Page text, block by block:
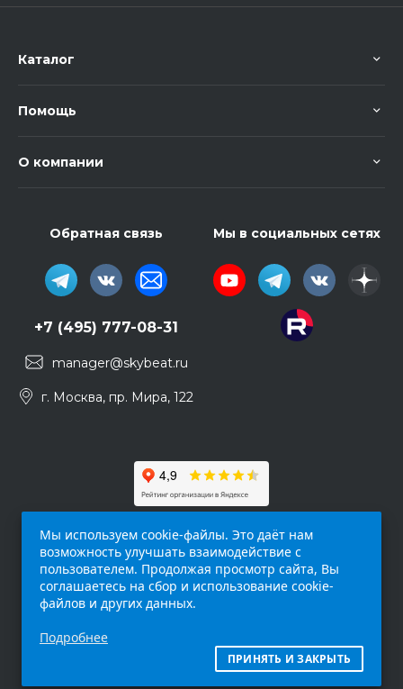
Каталог
Помощь
О компании
Обратная связь
+7 (495) 777-08-31
manager@skybeat.ru
г. Москва, пр. Мира, 122
Мы в социальных сетях
интернет-сайт (
исключительно информационный характер и
ни при каких условиях не является публичной
Мы используем cookie-файлы. Это даёт нам
возможность улучшать взаимодействие с
пользователем. Продолжая просмотр сайта, Вы
соглашаетесь на сбор и использование cookie-
файлов и других данных.
Подробнее
ПРИНЯТЬ И ЗАКРЫТЬ